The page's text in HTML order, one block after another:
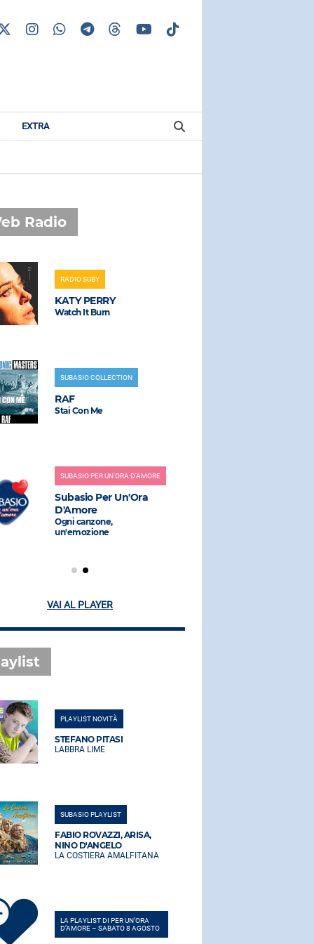
EXTRA
Radio
RADIO SUBY
KATY PERRY
Watch It Burn
SUBASIO COLLECTION
RAF
Stai Con Me
SUBASIO PER UN'ORA D'AMORE
Subasio Per Un'Ora
D'Amore
Ogni canzone,
un'emozione
VAI AL PLAYER
PLAYLIST NOVITÀ
STEFANO PITASI
LABBRA LIME
SUBASIO PLAYLIST
FABIO ROVAZZI, ARISA,
NINO D'ANGELO
LA COSTIERA AMALFITANA
LA PLAYLIST DI PER UN’ORA
D’AMORE – SABATO 8 AGOSTO